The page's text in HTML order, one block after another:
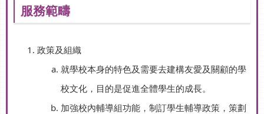
服務範疇
政策及組織
就學校本身的特色及需要去建構友愛及關顧的學
校文化，目的是促進全體學生的成長。
加強校內輔導組功能，制訂學生輔導政策，策劃